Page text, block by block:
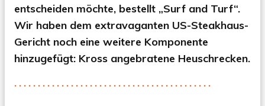
&
–
entscheiden möchte, bestellt „Surf and Turf“.
Wir haben dem extravaganten US-Steakhaus-
Gericht noch eine weitere Komponente
hinzugefügt: Kross angebratene Heuschrecken.